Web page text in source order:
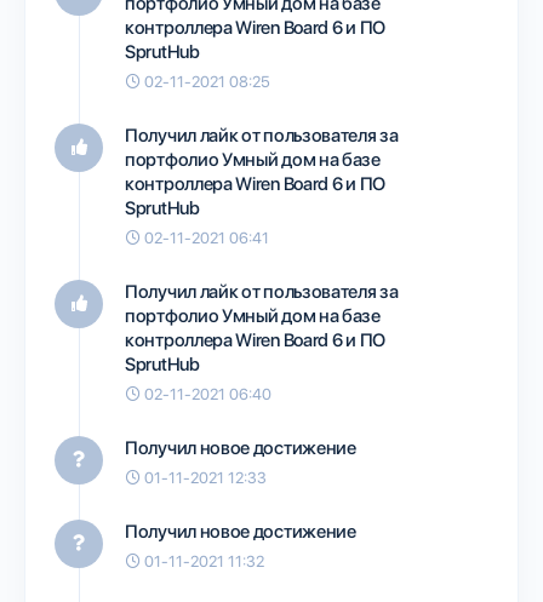
контроллера Wiren Board 6 и ПО
SprutHub
02-11-2021 08:25
Получил лайк от пользователяза
портфолиоУмный дом на базе
контроллера Wiren Board 6 и ПО
SprutHub
02-11-2021 06:41
Получил лайк от пользователяза
портфолиоУмный дом на базе
контроллера Wiren Board 6 и ПО
SprutHub
02-11-2021 06:40
Получил новое достижение
01-11-2021 12:33
Получил новое достижение
01-11-2021 11:32